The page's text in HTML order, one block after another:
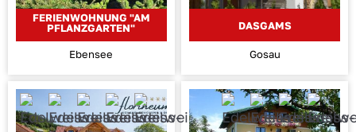
FERIENWOHNUNG "AM
PFLANZGARTEN"
Ebensee
DASGAMS
Gosau